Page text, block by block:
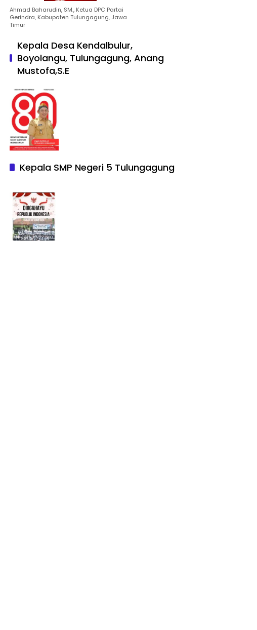
Ahmad Baharudin, SM., Ketua DPC Partai
Gerindra, Kabupaten Tulungagung, Jawa
Timur
Kepala Desa Kendalbulur,
Boyolangu, Tulungagung, Anang
Mustofa,S.E
Kepala SMP Negeri 5 Tulungagung